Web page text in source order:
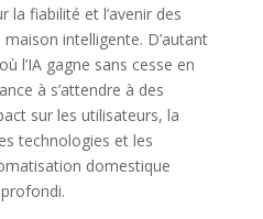
la fiabilité et l’avenir des
intelligente. D’autant
l’IA gagne sans cesse en
à s’attendre à des
sur les utilisateurs, la
technologies et les
domestique